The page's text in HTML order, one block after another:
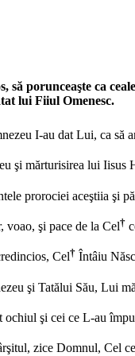
porunceaşte ca
lui Fiiul Omenesc.
I-au dat Lui, ca să
şi mărturisirea lui Iisus
prorociei aceştiia şi
voao, şi pace de la Cel†
Cel† Întâiu
şi Tatălui Său, Lui
şi cei ce L-au
zice Domnul, Cel